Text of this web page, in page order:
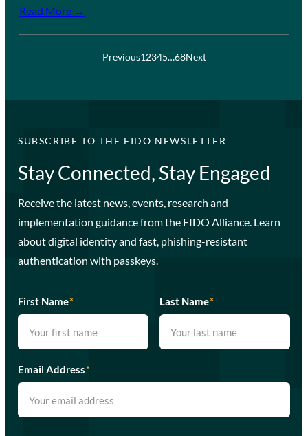
Read More →
Previous12345…68Next
SUBSCRIBE TO THE FIDO NEWSLETTER
Stay Connected, Stay Engaged
Receive the latest news, events, research and
implementation guidance from the FIDO Alliance. Learn
about digital identity and fast, phishing-resistant
authentication with passkeys.
First Name* Last Name*
Email Address*